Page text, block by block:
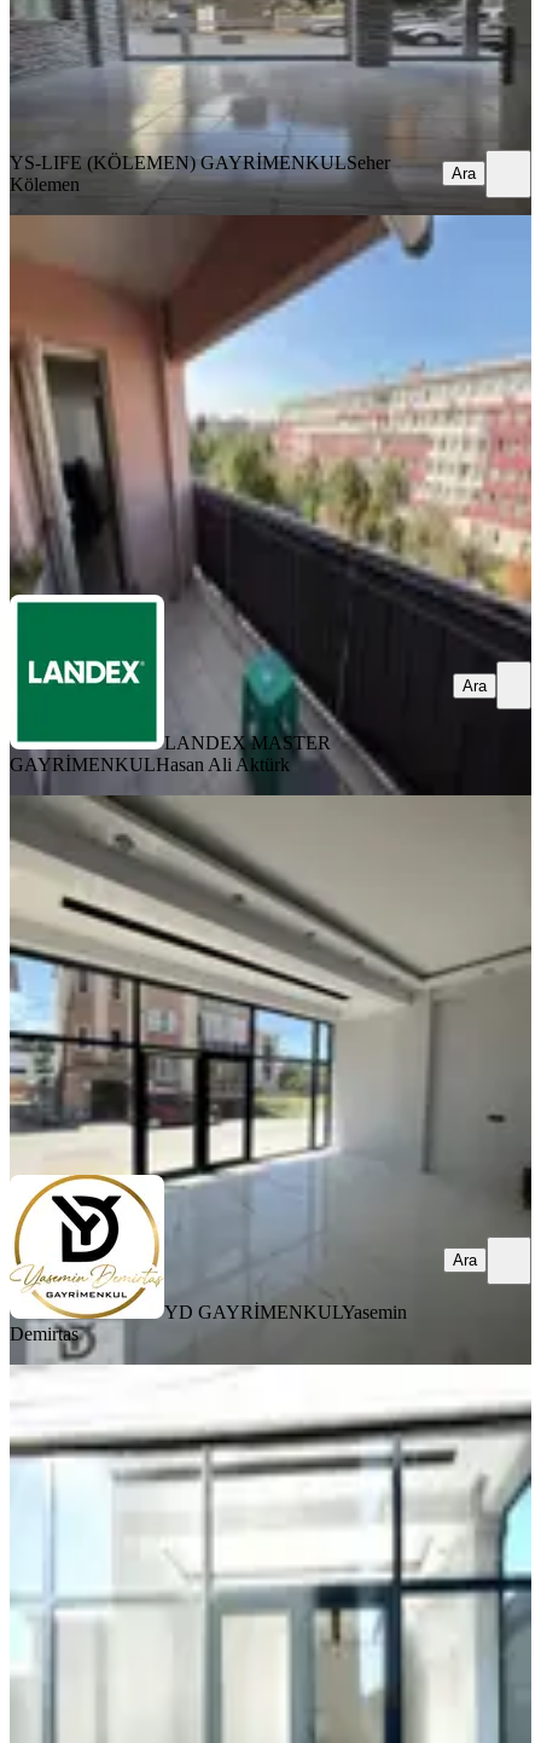
3.287.000 ₺
YS-LIFE (KÖLEMEN) GAYRİMENKUL Seher Kölemen
YS-LIFE (KÖLEMEN) GAYRİMENKULSeher
Kölemen
Ara
Sırakapılar Mahallesi Tabela Değeri
Yüksek 3+1 Ofis
Merkezefendi, Sırakapılar Mahallesi
4 Oda· 21.04.2026
3.199.000 ₺
LANDEX MASTER GAYRİMENKULHasan Ali Aktürk
Ara
LANDEX MASTER
GAYRİMENKULHasan Ali Aktürk
Ara
Şemikler Mahallesi Akçeşme Acil
Satılık Fırsat Dükkan
Merkezefendi, Akçeşme Mahallesi
1 Oda·101 m²·Bahçe katı·30.06.2026
3.500.000 ₺
YD GAYRİMENKULYasemin Demirtas
YD GAYRİMENKULYasemin
Demirtas
Ara
Şemikler Gümüşler Bulvarında Düz
Giriş Toplam 100 M2 Sıfır Daire
3.000.000 Tl !!!
Merkezefendi, Akçeşme Mahallesi
300 m²
27.07.2026
3.000.000 ₺
Nurullah Yiğit